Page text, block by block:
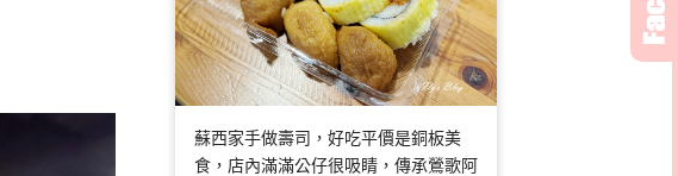
蘇西家手做壽司，好吃平價是銅板美
食，店內滿滿公仔很吸睛，傳承鶯歌阿